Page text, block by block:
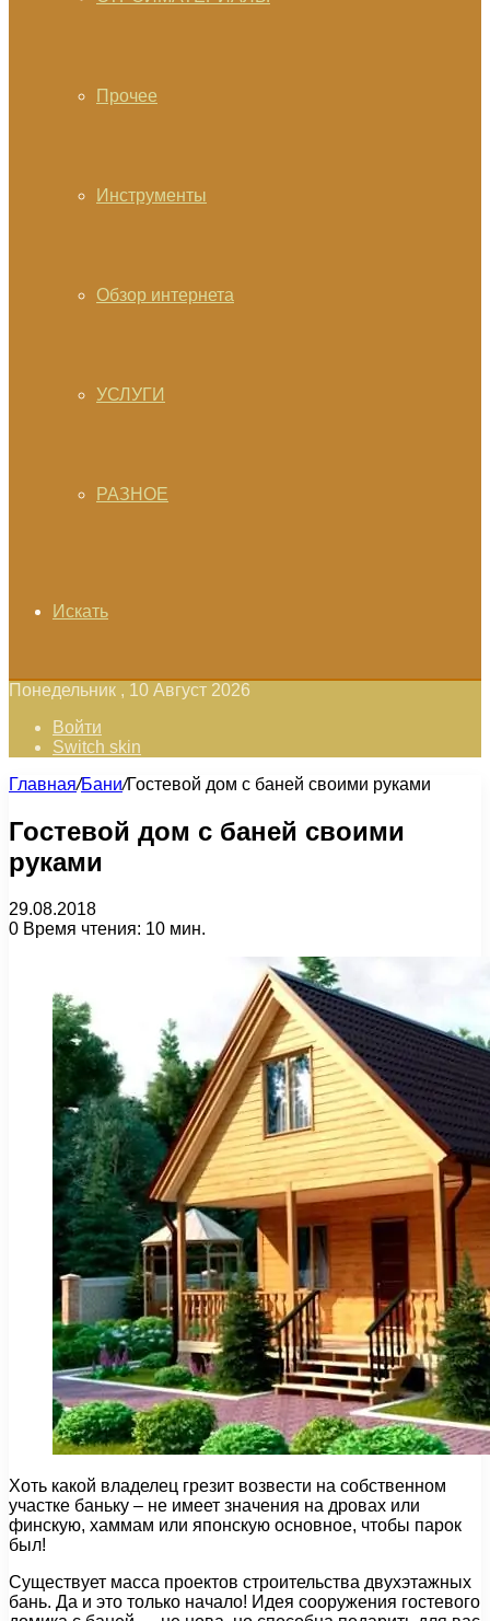
Прочее
Инструменты
Обзор интернета
УСЛУГИ
РАЗНОЕ
Искать
Понедельник , 10 Август 2026
Войти
Switch skin
Главная/Бани/Гостевой дом с баней своими руками
Гостевой дом с баней своими
руками
29.08.2018
0 Время чтения: 10 мин.
Хоть какой владелец грезит возвести на собственном
участке баньку – не имеет значения на дровах или
финскую, хаммам или японскую основное, чтобы парок
был!
Существует масса проектов строительства двухэтажных
бань. Да и это только начало! Идея сооружения гостевого